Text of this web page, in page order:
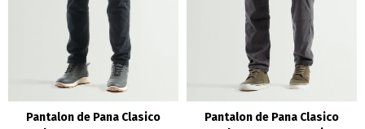
Pantalon de Pana Clasico
Pantalon de Pana Clasico